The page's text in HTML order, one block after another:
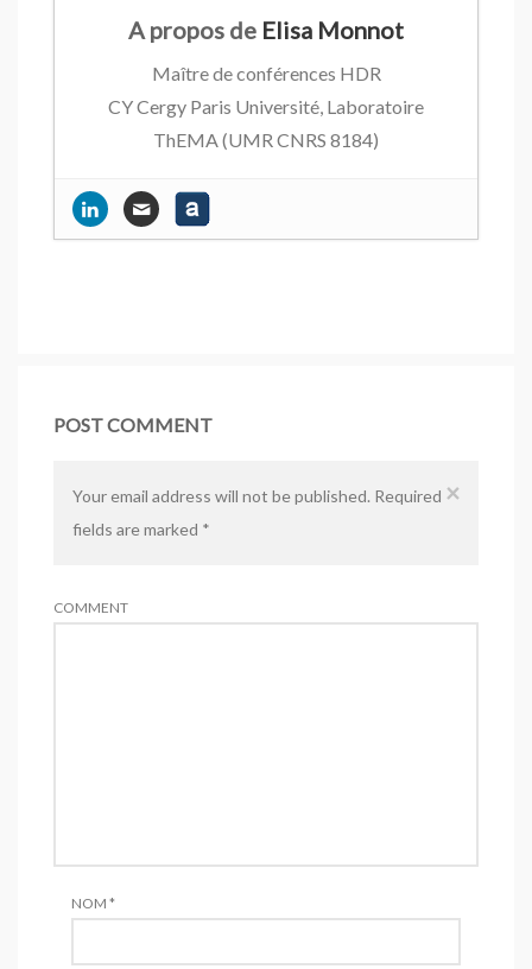
A propos de Elisa Monnot
Maître de conférences HDR
CY Cergy Paris Université, Laboratoire
ThEMA (UMR CNRS 8184)
Les pratiques des distributeurs de vrac,
En juin le patois est à l’honneur chez
POST COMMENT
×
Your email address will not be published. Required
fields are marked *
COMMENT
NOM *